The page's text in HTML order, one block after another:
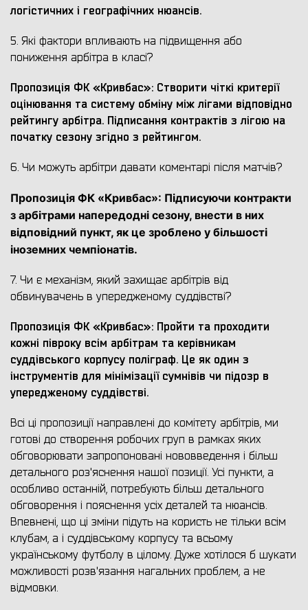
логістичних і географічних нюансів.
5. Які фактори впливають на підвищення або
пониження арбітра в класі?
Пропозиція ФК «Кривбас»: Створити чіткі критерії
оцінювання та систему обміну між лігами відповідно
рейтингу арбітра. Підписання контрактів з лігою на
початку сезону згідно з рейтингом.
6. Чи можуть арбітри давати коментарі після матчів?
Пропозиція ФК «Кривбас»: Підписуючи контракти
з арбітрами напередодні сезону, внести в них
відповідний пункт, як це зроблено у більшості
іноземних чемпіонатів.
7. Чи є механізм, який захищає арбітрів від
обвинувачень в упередженому суддівстві?
Пропозиція ФК «Кривбас»: Пройти та проходити
кожні півроку всім арбітрам та керівникам
суддівського корпусу поліграф. Це як один з
інструментів для мінімізації сумнівів чи підозр в
упередженому суддівстві.
Всі ці пропозиції направлені до комітету арбітрів, ми
готові до створення робочих груп в рамках яких
обговорювати запропоновані нововведення і більш
детального роз'яснення нашої позиції. Усі пункти, а
особливо останній, потребують більш детального
обговорення і пояснення усіх деталей та нюансів.
Впевнені, що ці зміни підуть на користь не тільки всім
клубам, а і суддівському корпусу та всьому
українському футболу в цілому. Дуже хотілося б шукати
можливості розв'язання нагальних проблем, а не
відмовки.